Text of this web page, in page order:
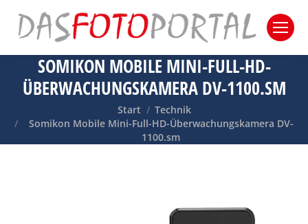
SOMIKON MOBILE MINI-FULL-HD-
ÜBERWACHUNGSKAMERA DV-1100.SM
Sie befinden sich hier:
Start
Technik
Somikon Mobile Mini-Full-HD-Überwachungskamera DV-
1100.sm